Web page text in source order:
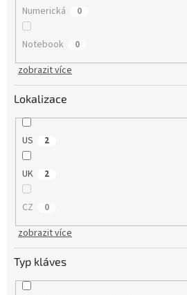
Numerická 0
Notebook 0
zobrazit více
Lokalizace
US 2
UK 2
CZ 0
zobrazit více
Typ kláves